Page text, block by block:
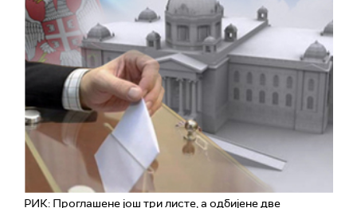
РИК: Проглашене још три листе, а одбијене две